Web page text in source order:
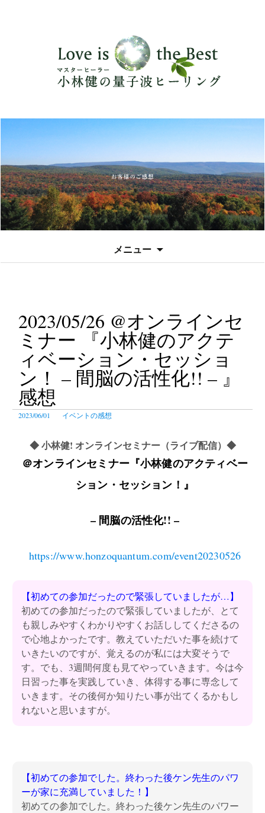
メニュー
へ
ス
キ
ッ
プ
2023/05/26 @オンラインセ
ミナー 『小林健のアクテ
ィベーション・セッショ
ン！ – 間脳の活性化!! – 』
感想
2023/06/01 イベントの感想
◆ 小林健! オンラインセミナー（ライブ配信） ◆
＠オンラインセミナー『小林健のアクティベー
ション・セッション！』
– 間脳の活性化!! –
https://www.honzoquantum.com/event20230526
【初めての参加だったので緊張していましたが…】
初めての参加だったので緊張していましたが、とて
も親しみやすくわかりやすくお話ししてくださるの
で心地よかったです。教えていただいた事を続けて
いきたいのですが、覚えるのが私には大変そうで
す。でも、3週間何度も見てやっていきます。今は今
日習った事を実践していき、体得する事に専念して
いきます。その後何か知りたい事が出てくるかもし
れないと思いますが。
【初めての参加でした。終わった後ケン先生のパワ
ーが家に充満していました！】
初めての参加でした。終わった後ケン先生のパワー